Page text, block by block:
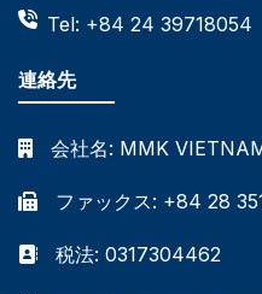
Tel: +84 24 39718054
連絡先
会社名: MMK
ファックス: +84 28
税法: 0317304462